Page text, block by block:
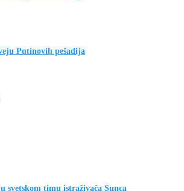
Putinovih pešadija
svetskom timu istraživača Sunca